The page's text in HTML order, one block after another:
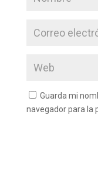
Guarda mi
navegador para la